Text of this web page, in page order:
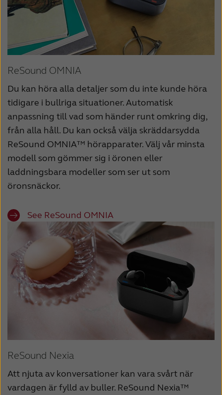
ReSound OMNIA
Du kan höra alla detaljer som du inte kunde höra
tidigare i bullriga situationer. Automatisk
anpassning till vad som händer runt omkring dig,
från alla håll. Du kan också välja skräddarsydda
ReSound OMNIA™ hörapparater. Välj vår minsta
modell som gömmer sig i öronen eller
laddningsbara modeller som ser ut som
öronsnäckor.
See ReSound OMNIA
ReSound Nexia
Att njuta av konversationer kan vara svårt när
vardagen är fylld av buller. ReSound Nexia™